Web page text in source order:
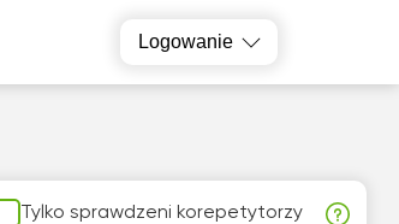
Logowanie
Tylko sprawdzeni korepetytorzy